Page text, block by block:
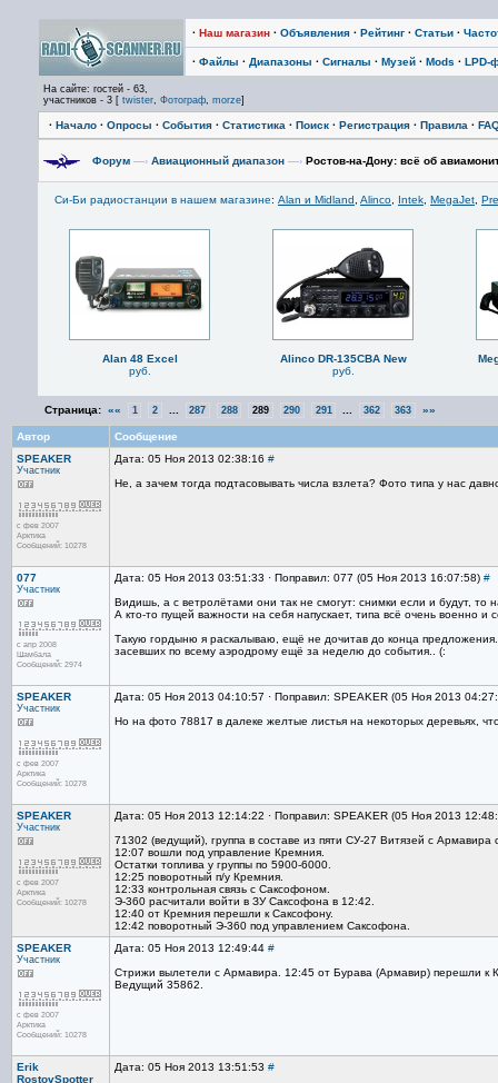
· Наш магазин · Объявления · Рейтинг · Статьи ·
· Файлы · Диапазоны · Сигналы · Музей · Mods · LPD-
На сайте: гостей - 63,
участников - 3 [ twister, Фотограф, morze]
· Начало · Опросы · События · Статистика · Поиск · Регистрация · Правила ·
Форум —› Авиационный диапазон —› Ростов-на-Дону: всё об
Си-Би радиостанции в нашем магазине: Alan и Midland Alinco Intek MegaJet
Alan 48 Excel
руб.
Alinco DR-135CBA New
руб.
Страница: «« 1 2 287 288 289 290 291 362 363 »»
Автор
Сообщение
SPEAKER
Участник
с фев 2007
Арктика
Сообщений: 10278
Дата: 05 Ноя 2013 02:38:16 #
Не, а зачем тогда подтасовывать числа взлета? Фото типа у нас
077
Участник
с апр 2008
Шамбала
Сообщений: 2974
Дата: 05 Ноя 2013 03:51:33 · Поправил: 077 (05 Ноя 2013 16:07:58) #
Видишь, а с ветролётами они так не смогут: снимки если и будут, то
А кто-то пущей важности на себя напускает, типа всё очень военно
Такую гордыню я раскалываю, ещё не дочитав до конца
засевших по всему аэродрому ещё за неделю до события.. (:
SPEAKER
Участник
с фев 2007
Арктика
Сообщений: 10278
Дата: 05 Ноя 2013 04:10:57 · Поправил: SPEAKER (05 Ноя 2013
Но на фото 78817 в далеке желтые листья на некоторых деревьях,
SPEAKER
Участник
с фев 2007
Арктика
Сообщений: 10278
Дата: 05 Ноя 2013 12:14:22 · Поправил: SPEAKER (05 Ноя 2013
71302 (ведущий), группа в составе из пяти СУ-27 Витязей с Армавира
12:07 вошли под управление Кремния.
Остатки топлива у группы по 5900-6000.
12:25 поворотный п/у Кремния.
12:33 контрольная связь с Саксофоном.
Э-360 расчитали войти в ЗУ Саксофона в 12:42.
12:40 от Кремния перешли к Саксофону.
12:42 поворотный Э-360 под управлением Саксофона.
SPEAKER
Участник
с фев 2007
Арктика
Сообщений: 10278
Дата: 05 Ноя 2013 12:49:44 #
Стрижи вылетели с Армавира. 12:45 от Бурава (Армавир) перешли к
Ведущий 35862.
Erik
RostovSpotter
Дата: 05 Ноя 2013 13:51:53 #